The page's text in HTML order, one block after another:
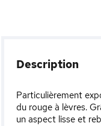
Description
Particulièrement
du rouge à lèvres.
un aspect lisse et